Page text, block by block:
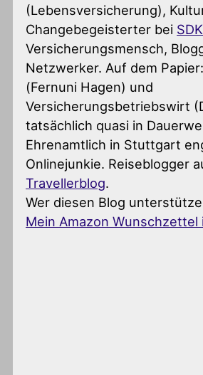
(Lebensversicherung),
Changebegeisterter bei SDK
Versicherungsmensch,
Netzwerker. Auf dem
(Fernuni Hagen) und
Versicherungsbetriebswirt
tatsächlich quasi in
Ehrenamtlich in Stuttgart
Onlinejunkie. Reiseblogger
Travellerblog.
Wer diesen Blog
Mein Amazon Wunschzettel